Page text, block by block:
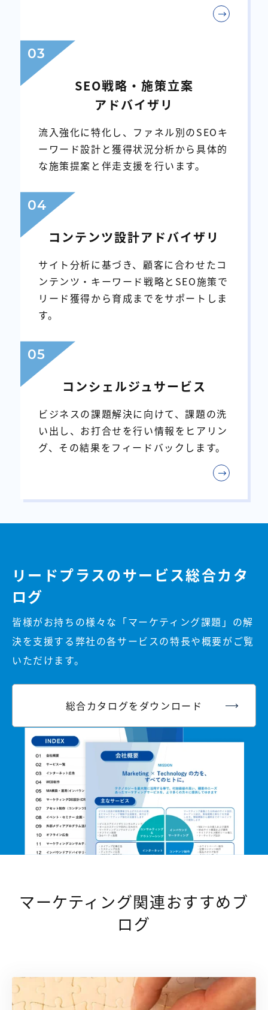
03
SEO戦略・施策立案
アドバイザリ
流入強化に特化し、ファネル別のSEOキ
ーワード設計と獲得状況分析から具体的
な施策提案と伴走支援を行います。
04
コンテンツ設計アドバイザリ
サイト分析に基づき、顧客に合わせたコ
ンテンツ・キーワード戦略とSEO施策で
リード獲得から育成までをサポートしま
す。
05
コンシェルジュサービス
ビジネスの課題解決に向けて、課題の洗
い出し、お打合せを行い情報をヒアリン
グ、その結果をフィードバックします。
リードプラスのサービス総合カタ
ログ
皆様がお持ちの様々な「マーケティング課題」の解
決を支援する弊社の各サービスの特長や概要がご覧
いただけます。
総合カタログをダウンロード
マーケティング関連おすすめブ
ログ